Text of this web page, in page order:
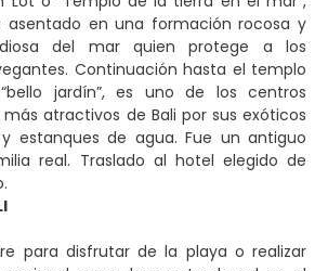
en una formación rocosa y
del mar quien protege a los
Continuación hasta el templo
jardín”, es uno de los centros
más atractivos de Bali por sus exóticos
estanques de agua. Fue un antiguo
real. Traslado al hotel elegido de
para disfrutar de la playa o realizar